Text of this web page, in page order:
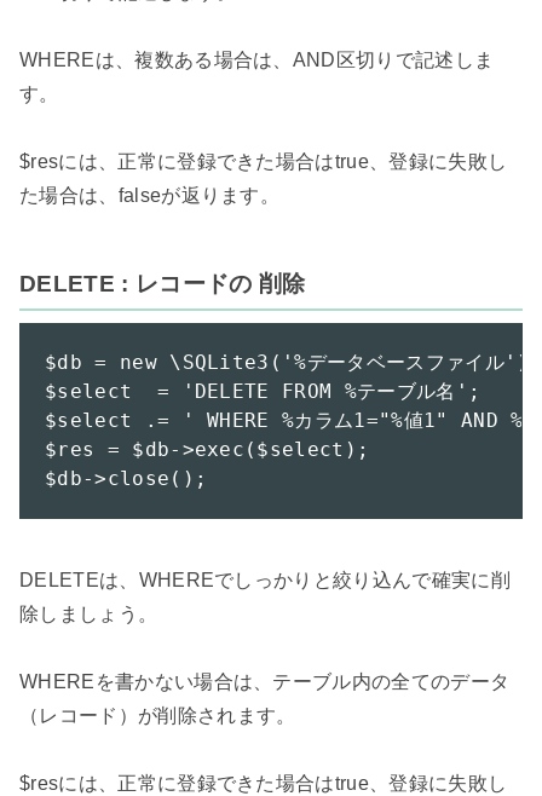
WHEREは、複数ある場合は、AND区切りで記述しま
す。
$resには、正常に登録できた場合はtrue、登録に失敗し
た場合は、falseが返ります。
DELETE : レコードの 削除
$db = new \SQLite3('%データベースファイル');
$select  = 'DELETE FROM %テーブル名';
$select .= ' WHERE %カラム1="%値1" AND %
$res = $db->exec($select);
$db->close();
DELETEは、WHEREでしっかりと絞り込んで確実に削
除しましょう。
WHEREを書かない場合は、テーブル内の全てのデータ
（レコード）が削除されます。
$resには、正常に登録できた場合はtrue、登録に失敗し